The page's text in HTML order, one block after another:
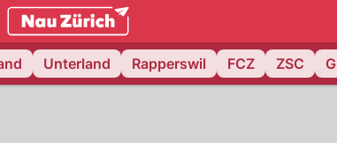
Unterland Rapperswil FCZ ZSC